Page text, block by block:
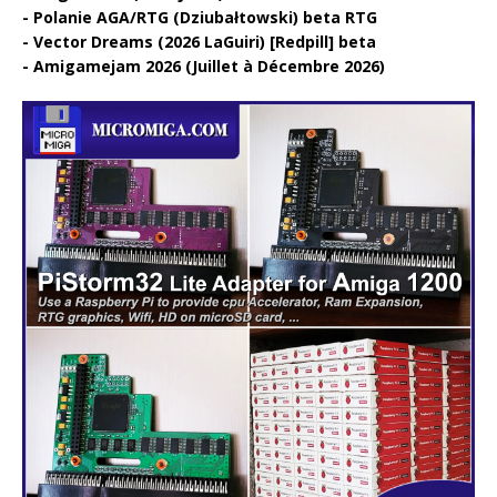
Polanie AGA/RTG (Dziubałtowski) beta RTG
Vector Dreams (2026 LaGuiri) [Redpill] beta
Amigamejam 2026 (Juillet à Décembre 2026)